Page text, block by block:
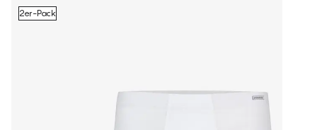
2er-Pack